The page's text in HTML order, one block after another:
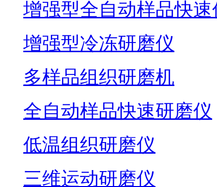
增强型全自动样品快速
增强型冷冻研磨仪
多样品组织研磨机
全自动样品快速研磨仪
低温组织研磨仪
三维运动研磨仪